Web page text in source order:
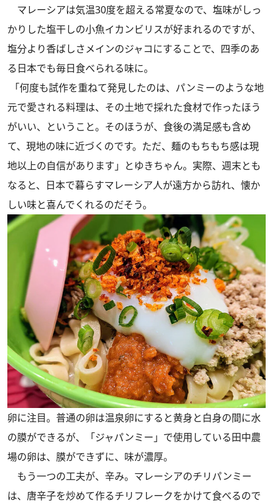
マレーシアは気温30度を超える常夏なので、塩味がしっ
かりした塩干しの小魚イカンビリスが好まれるのですが、
塩分より香ばしさメインのジャコにすることで、四季のあ
る日本でも毎日食べられる味に。
「何度も試作を重ねて発見したのは、パンミーのような地
元で愛される料理は、その土地で採れた食材で作ったほう
がいい、ということ。そのほうが、食後の満足感も含め
て、現地の味に近づくのです。ただ、麺のもちもち感は現
地以上の自信があります」とゆきちゃん。実際、週末とも
なると、日本で暮らすマレーシア人が遠方から訪れ、懐か
しい味と喜んでくれるのだそう。
卵に注目。普通の卵は温泉卵にすると黄身と白身の間に水
の膜ができるが、「ジャパンミー」で使用している田中農
場の卵は、膜ができずに、味が濃厚。
もう一つの工夫が、辛み。マレーシアのチリパンミー
は、唐辛子を炒めて作るチリフレークをかけて食べるので